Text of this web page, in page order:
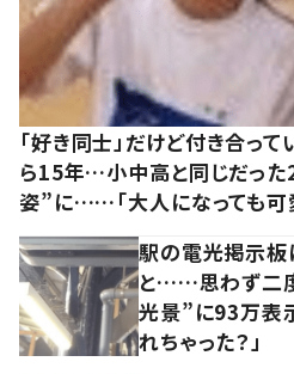
「好き同士」だけど付き合っ
ら15年…小中高と同じだっ
姿”に……「大人になっても可
駅の電光掲示板
と……思わず二
光景”に93万表示
れちゃった？」